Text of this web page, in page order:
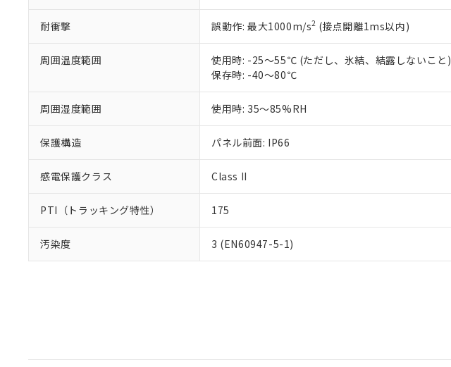
耐衝撃 誤動作: 最大1000m/s2 (接点開離1ms以内)
周囲温度範囲
使用時: -25～55℃ (ただし、氷結、結露しないこと)
保存時: -40～80℃
周囲湿度範囲 使用時: 35～85%RH
保護構造 パネル前面: IP66
感電保護クラス Class II
PTI（トラッキング特性） 175
汚染度 3 (EN60947-5-1)